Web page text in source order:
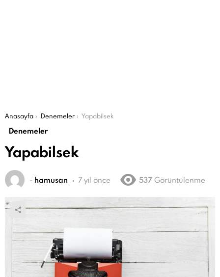
Şu an buradasın:
Anasayfa Denemeler Yapabilsek
Denemeler
Yapabilsek
- hamusan 7 yıl önce 537 Görüntülenme